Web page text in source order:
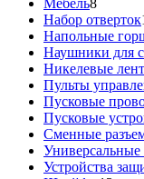
Мебель8
товаров
Набор отверток
Напольные
Наушники для
Никелевые
Пульты
Пусковые
Пусковые
Сменные
Устройства